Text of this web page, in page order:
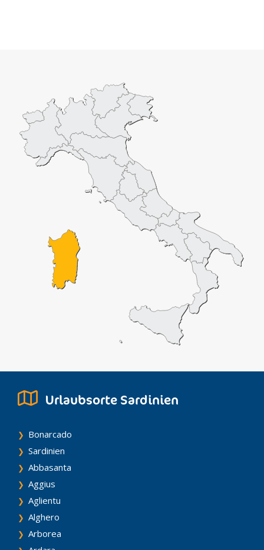
Urlaubsorte Sardinien
Bonarcado
Sardinien
Abbasanta
Aggius
Aglientu
Alghero
Arborea